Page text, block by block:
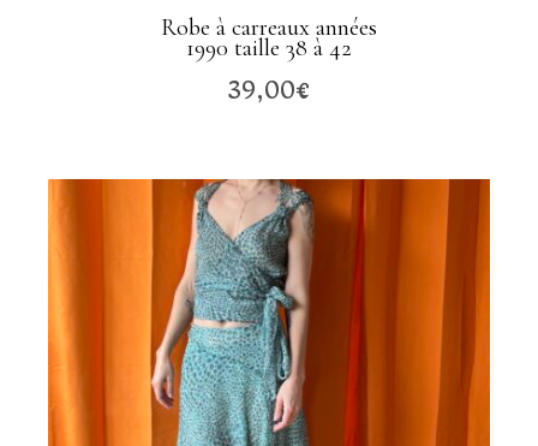
Robe à carreaux années
1990 taille 38 à 42
39,00€